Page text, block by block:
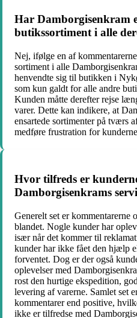
Har Damborgisenkram
butikssortiment i alle
Nej, ifølge en af
sortiment i alle
henvendte sig til butikken i
som kun galdt for alle andre
Kunden måtte derefter rejse
varer. Dette kan indikere, at
ensartede sortimenter på tværs
medføre frustration for
Hvor tilfreds er
Damborgisenkrams
Generelt set er kommentarerne
blandet. Nogle kunder har
især når det kommer til
kunder har ikke fået den hjælp
forventet. Dog er der også
oplevelser med
rost den hurtige ekspedition,
levering af varerne. Samlet set
kommentarer end positive,
ikke er tilfredse med